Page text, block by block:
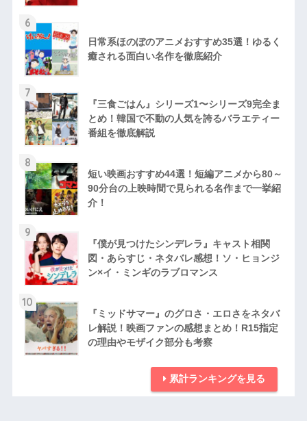
6
日常系ほのぼのアニメおすすめ35選！ゆるく
癒される面白い名作を徹底紹介
7
『三食ごはん』シリーズ1〜シリーズ9完全ま
とめ！韓国で不動の人気を誇るバラエティー
番組を徹底解説
8
短い映画おすすめ44選！短編アニメから80～
90分台の上映時間で見られる名作まで一挙紹
介！
9
『僕が見つけたシンデレラ』キャスト相関
図・あらすじ・ネタバレ感想！ソ・ヒョンジ
ン×イ・ミンギのラブロマンス
10
『ミッドサマー』のグロさ・エロさをネタバ
レ解説！映画ファンの感想まとめ！R15指定
の理由やモザイク部分も考察
累計ランキングを見る